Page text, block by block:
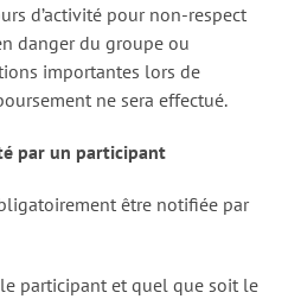
d’activité pour non-respect
danger du groupe ou
importantes lors de
ne sera effectué.
par un participant
être notifiée par
participant et quel que soit le